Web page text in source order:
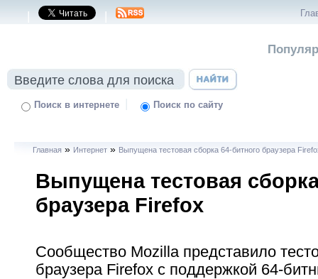
| |
Поиск в интернете | Поиск по сайту
Главная » Интернет » Выпущена тестовая сборка 64-битного браузера
Выпущена тестовая
браузера Firefox
Сообщество Mozilla представило
браузера Firefox с поддержкой 64-